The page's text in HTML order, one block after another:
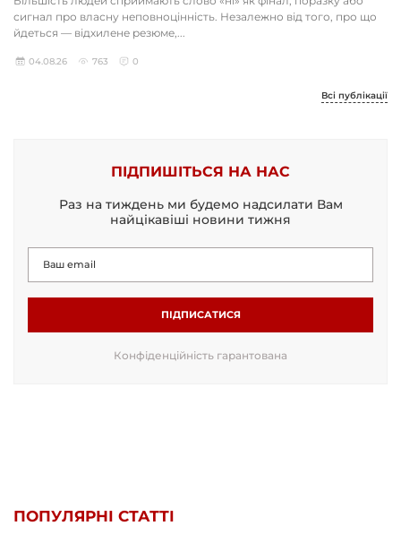
сигнал про власну неповноцінність. Незалежно від того, про що
йдеться — відхилене резюме,...
04.08.26 763 0
Всі публікації
ПІДПИШІТЬСЯ НА НАС
Раз на тиждень ми будемо надсилати Вам
найцікавіші новини тижня
ПІДПИСАТИСЯ
Конфіденційність гарантована
ПОПУЛЯРНІ СТАТТІ